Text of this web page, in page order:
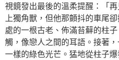
視鏡發出最後的溫柔提醒：「再
上獨角獸，但他那顫抖的車尾
處的一根古老、佈滿苔蘚的柱
觸，像戀人之間的耳語。接著
一樣的綠色光芒。猛地從柱子